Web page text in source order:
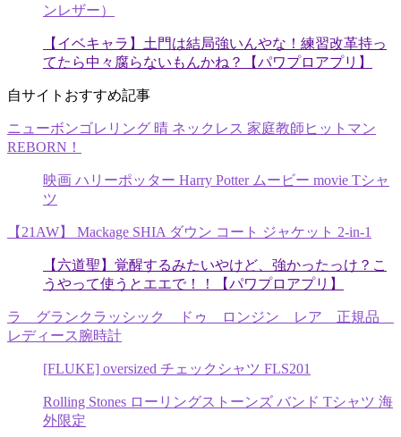
ンレザー）
【イベキャラ】土門は結局強いんやな！練習改革持っ
てたら中々腐らないもんかね？【パワプロアプリ】
自サイトおすすめ記事
ニューボンゴレリング 晴 ネックレス 家庭教師ヒットマン
REBORN！
映画 ハリーポッター Harry Potter ムービー movie Tシャ
ツ
【21AW】 Mackage SHIA ダウン コート ジャケット 2-in-1
【六道聖】覚醒するみたいやけど、強かったっけ？こ
うやって使うとエエで！！【パワプロアプリ】
ラ グランクラッシック ドゥ ロンジン レア 正規品
レディース腕時計
[FLUKE] oversized チェックシャツ FLS201
Rolling Stones ローリングストーンズ バンド Tシャツ 海
外限定